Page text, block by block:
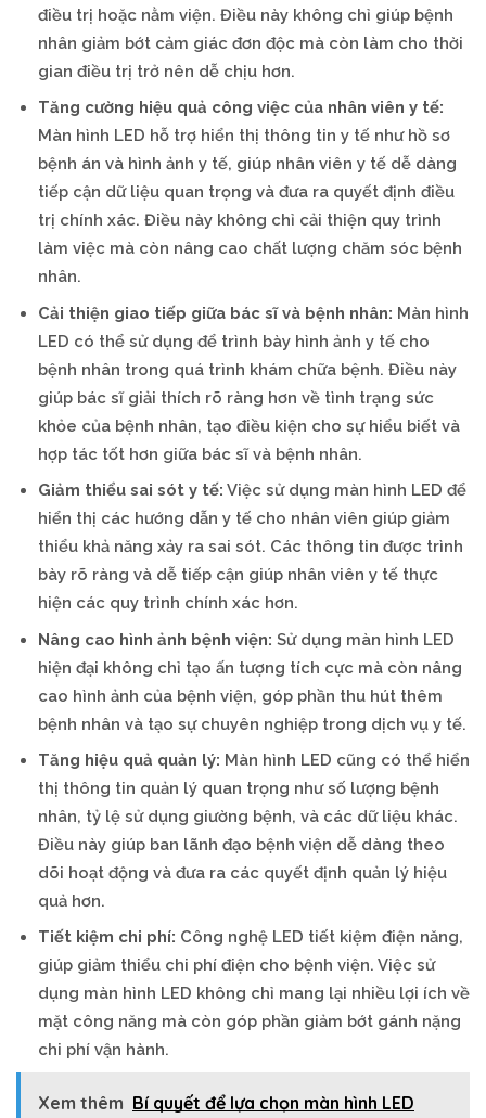
điều trị hoặc nằm viện. Điều này không chỉ giúp bệnh
nhân giảm bớt cảm giác đơn độc mà còn làm cho thời
gian điều trị trở nên dễ chịu hơn.
Tăng cường hiệu quả công việc của nhân viên y tế:
Màn hình LED hỗ trợ hiển thị thông tin y tế như hồ sơ
bệnh án và hình ảnh y tế, giúp nhân viên y tế dễ dàng
tiếp cận dữ liệu quan trọng và đưa ra quyết định điều
trị chính xác. Điều này không chỉ cải thiện quy trình
làm việc mà còn nâng cao chất lượng chăm sóc bệnh
nhân.
Cải thiện giao tiếp giữa bác sĩ và bệnh nhân: Màn hình
LED có thể sử dụng để trình bày hình ảnh y tế cho
bệnh nhân trong quá trình khám chữa bệnh. Điều này
giúp bác sĩ giải thích rõ ràng hơn về tình trạng sức
khỏe của bệnh nhân, tạo điều kiện cho sự hiểu biết và
hợp tác tốt hơn giữa bác sĩ và bệnh nhân.
Giảm thiểu sai sót y tế: Việc sử dụng màn hình LED để
hiển thị các hướng dẫn y tế cho nhân viên giúp giảm
thiểu khả năng xảy ra sai sót. Các thông tin được trình
bày rõ ràng và dễ tiếp cận giúp nhân viên y tế thực
hiện các quy trình chính xác hơn.
Nâng cao hình ảnh bệnh viện: Sử dụng màn hình LED
hiện đại không chỉ tạo ấn tượng tích cực mà còn nâng
cao hình ảnh của bệnh viện, góp phần thu hút thêm
bệnh nhân và tạo sự chuyên nghiệp trong dịch vụ y tế.
Tăng hiệu quả quản lý: Màn hình LED cũng có thể hiển
thị thông tin quản lý quan trọng như số lượng bệnh
nhân, tỷ lệ sử dụng giường bệnh, và các dữ liệu khác.
Điều này giúp ban lãnh đạo bệnh viện dễ dàng theo
dõi hoạt động và đưa ra các quyết định quản lý hiệu
quả hơn.
Tiết kiệm chi phí: Công nghệ LED tiết kiệm điện năng,
giúp giảm thiểu chi phí điện cho bệnh viện. Việc sử
dụng màn hình LED không chỉ mang lại nhiều lợi ích về
mặt công năng mà còn góp phần giảm bớt gánh nặng
chi phí vận hành.
Xem thêm Bí quyết để lựa chọn màn hình LED